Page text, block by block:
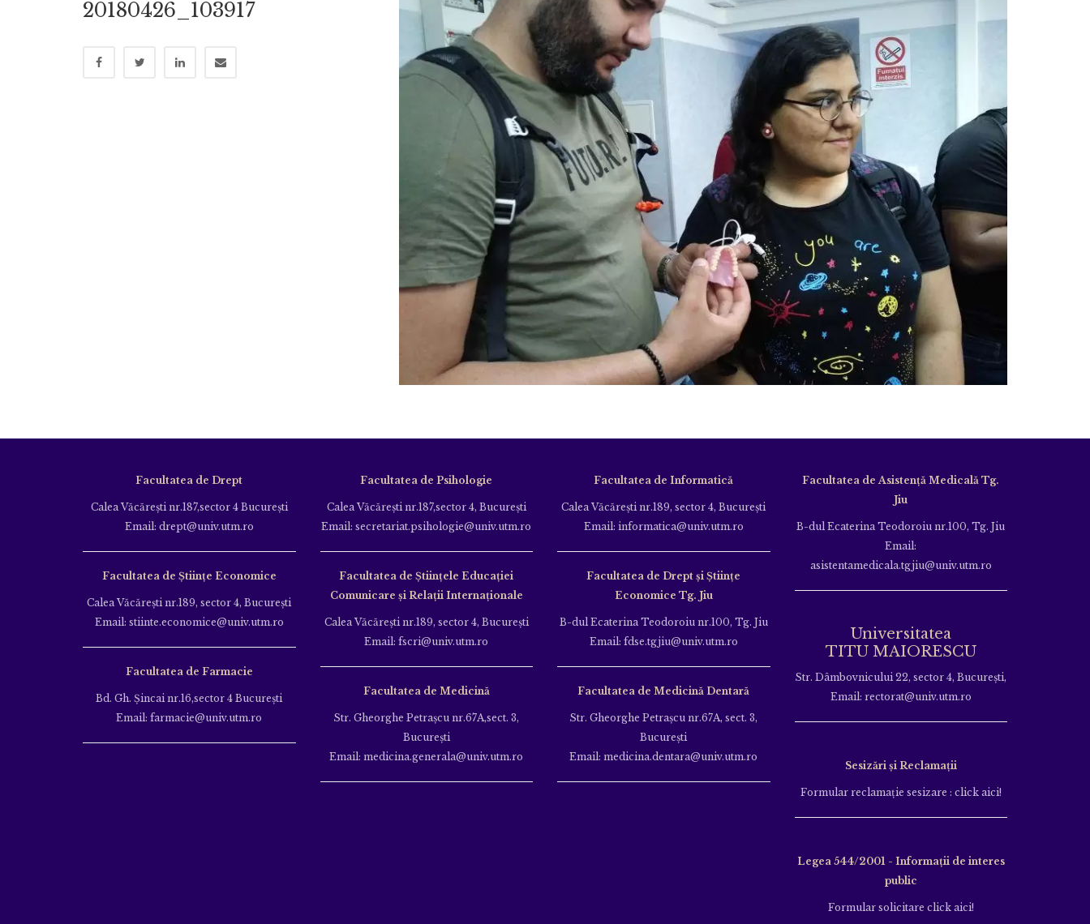
20180426_103917
Facultatea de Drept
Calea Văcăreşti nr.187,sector 4 Bucureşti
Email: drept@univ.utm.ro
Facultatea de Științe Economice
Calea Văcăreşti nr.189, sector 4, Bucureşti
Email: stiinte.economice@univ.utm.ro
Facultatea de Farmacie
Bd. Gh. Şincai nr.16,sector 4 Bucureşti
Email: farmacie@univ.utm.ro
Facultatea de Psihologie
Calea Văcăreşti nr.187,sector 4, Bucureşti
Email: secretariat.psihologie@univ.utm.ro
Facultatea de Ştiinţele Educației
Comunicare și Relații Internaționale
Calea Văcăreşti nr.189, sector 4, Bucureşti
Email: fscri@univ.utm.ro
Facultatea de Medicină
Str. Gheorghe Petraşcu nr.67A,sect. 3,
Bucureşti
Email: medicina.generala@univ.utm.ro
Facultatea de Informatică
Calea Văcăreşti nr.189, sector 4, Bucureşti
Email: informatica@univ.utm.ro
Facultatea de Drept și Științe
Economice Tg. Jiu
B-dul Ecaterina Teodoroiu nr.100, Tg. Jiu
Email: fdse.tgjiu@univ.utm.ro
Facultatea de Medicină Dentară
Str. Gheorghe Petraşcu nr.67A, sect. 3,
Bucureşti
Email: medicina.dentara@univ.utm.ro
Facultatea de Asistență Medicală Tg.
Jiu
B-dul Ecaterina Teodoroiu nr.100, Tg. Jiu
Email:
asistentamedicala.tgjiu@univ.utm.ro
Universitatea
TITU MAIORESCU
Str. Dâmbovnicului 22, sector 4, București,
Email: rectorat@univ.utm.ro
Sesizări și Reclamații
Formular reclamație sesizare : click aici!
Legea 544/2001 - Informații de interes
public
Formular solicitare click aici!